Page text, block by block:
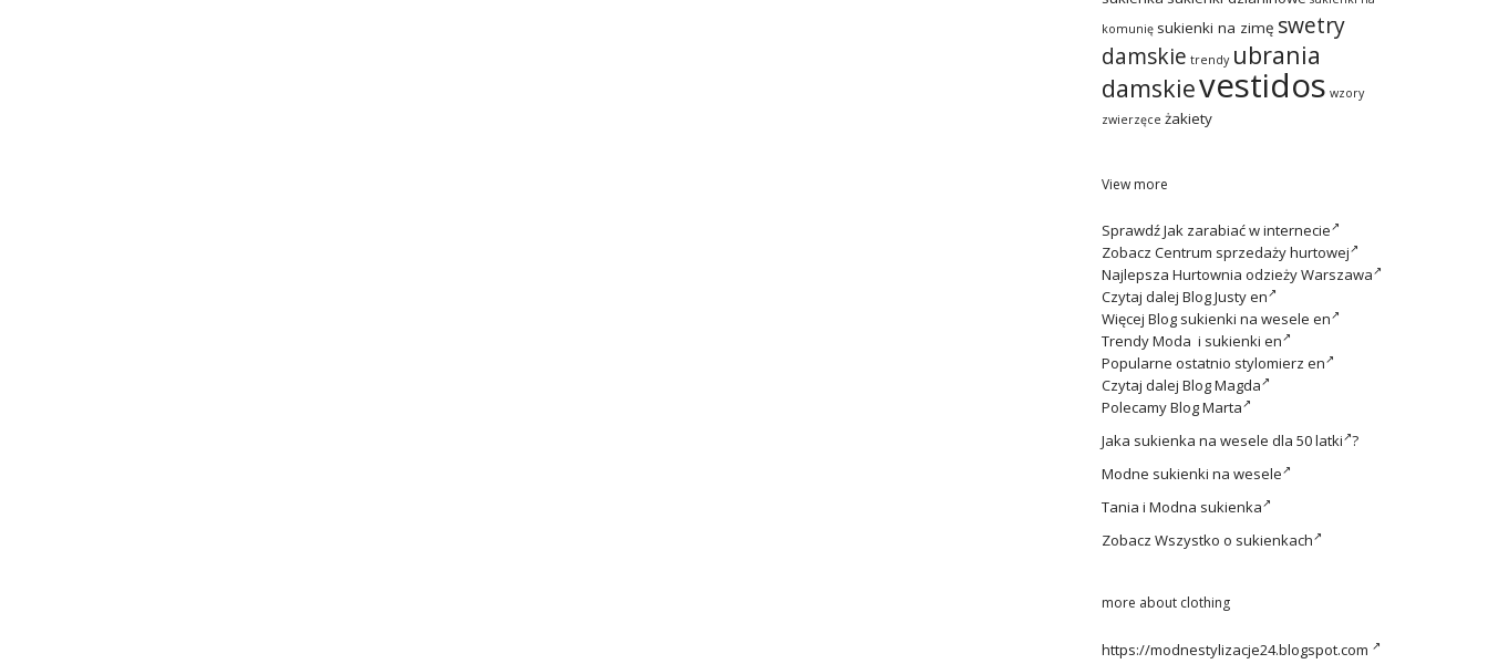
komunię sukienki na zimę swetry
damskie trendy ubrania
damskievestidos wzory
zwierzęce żakiety
View more
SprawdźJak zarabiać w internecie
Zobacz Centrum sprzedaży hurtowej
Najlepsza Hurtownia odzieży Warszawa
Czytaj dalej Blog Justy en
Więcej Blog sukienki na wesele en
TrendyModa i sukienki en
Popularne ostatnio stylomierz en
Czytaj dalej Blog Magda
PolecamyBlog Marta
Jaka sukienka na wesele dla 50 latki ?
Modne sukienki na wesele
Tania i Modna sukienka
Zobacz Wszystko o sukienkach
more about clothing
https://modnestylizacje24.blogspot.com